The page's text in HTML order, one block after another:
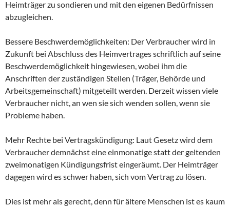
Heimträger zu sondieren und mit den eigenen Bedürfnissen
abzugleichen.
Bessere Beschwerdemöglichkeiten: Der Verbraucher wird in
Zukunft bei Abschluss des Heimvertrages schriftlich auf seine
Beschwerdemöglichkeit hingewiesen, wobei ihm die
Anschriften der zuständigen Stellen (Träger, Behörde und
Arbeitsgemeinschaft) mitgeteilt werden. Derzeit wissen viele
Verbraucher nicht, an wen sie sich wenden sollen, wenn sie
Probleme haben.
Mehr Rechte bei Vertragskündigung: Laut Gesetz wird dem
Verbraucher demnächst eine einmonatige statt der geltenden
zweimonatigen Kündigungsfrist eingeräumt. Der Heimträger
dagegen wird es schwer haben, sich vom Vertrag zu lösen.
Dies ist mehr als gerecht, denn für ältere Menschen ist es kaum